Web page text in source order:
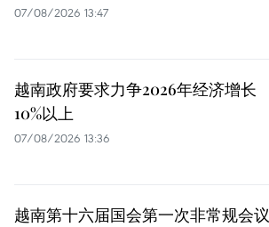
07/08/2026 13:47
越南政府要求力争2026年经济增长
10%以上
07/08/2026 13:36
越南第十六届国会第一次非常规会议